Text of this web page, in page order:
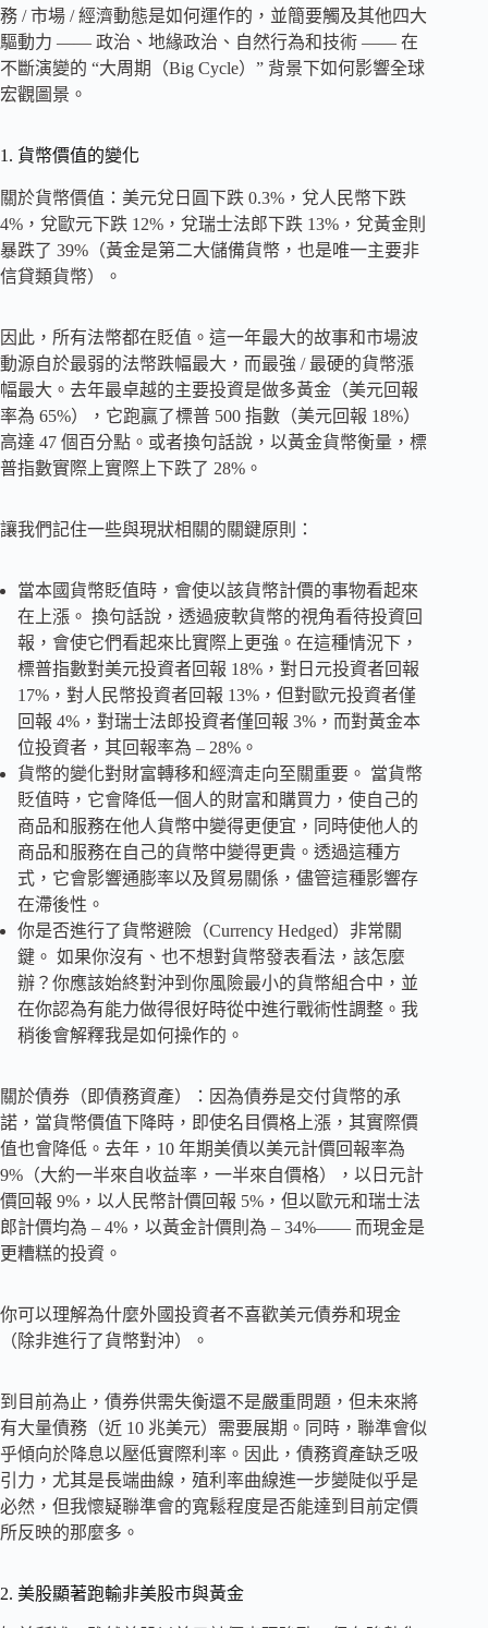
務 / 市場 / 經濟動態是如何運作的，並簡要觸及其他四大
驅動力 —— 政治、地緣政治、自然行為和技術 —— 在
不斷演變的 “大周期（Big Cycle）” 背景下如何影響全球
宏觀圖景。
1. 貨幣價值的變化
關於貨幣價值：美元兌日圓下跌 0.3%，兌人民幣下跌
4%，兌歐元下跌 12%，兌瑞士法郎下跌 13%，兌黃金則
暴跌了 39%（黃金是第二大儲備貨幣，也是唯一主要非
信貸類貨幣）。
因此，所有法幣都在貶值。這一年最大的故事和市場波
動源自於最弱的法幣跌幅最大，而最強 / 最硬的貨幣漲
幅最大。去年最卓越的主要投資是做多黃金（美元回報
率為 65%），它跑贏了標普 500 指數（美元回報 18%）
高達 47 個百分點。或者換句話說，以黃金貨幣衡量，標
普指數實際上實際上下跌了 28%。
讓我們記住一些與現狀相關的關鍵原則：
當本國貨幣貶值時，會使以該貨幣計價的事物看起來
在上漲。 換句話說，透過疲軟貨幣的視角看待投資回
報，會使它們看起來比實際上更強。在這種情況下，
標普指數對美元投資者回報 18%，對日元投資者回報
17%，對人民幣投資者回報 13%，但對歐元投資者僅
回報 4%，對瑞士法郎投資者僅回報 3%，而對黃金本
位投資者，其回報率為 – 28%。
貨幣的變化對財富轉移和經濟走向至關重要。 當貨幣
貶值時，它會降低一個人的財富和購買力，使自己的
商品和服務在他人貨幣中變得更便宜，同時使他人的
商品和服務在自己的貨幣中變得更貴。透過這種方
式，它會影響通膨率以及貿易關係，儘管這種影響存
在滯後性。
你是否進行了貨幣避險（Currency Hedged）非常關
鍵。 如果你沒有、也不想對貨幣發表看法，該怎麼
辦？你應該始終對沖到你風險最小的貨幣組合中，並
在你認為有能力做得很好時從中進行戰術性調整。我
稍後會解釋我是如何操作的。
關於債券（即債務資產）：因為債券是交付貨幣的承
諾，當貨幣價值下降時，即使名目價格上漲，其實際價
值也會降低。去年，10 年期美債以美元計價回報率為
9%（大約一半來自收益率，一半來自價格），以日元計
價回報 9%，以人民幣計價回報 5%，但以歐元和瑞士法
郎計價均為 – 4%，以黃金計價則為 – 34%—— 而現金是
更糟糕的投資。
你可以理解為什麼外國投資者不喜歡美元債券和現金
（除非進行了貨幣對沖）。
到目前為止，債券供需失衡還不是嚴重問題，但未來將
有大量債務（近 10 兆美元）需要展期。同時，聯準會似
乎傾向於降息以壓低實際利率。因此，債務資產缺乏吸
引力，尤其是長端曲線，殖利率曲線進一步變陡似乎是
必然，但我懷疑聯準會的寬鬆程度是否能達到目前定價
所反映的那麼多。
2. 美股顯著跑輸非美股市與黃金